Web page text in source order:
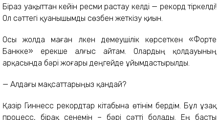
Біраз уақыттан кейін ресми растау келді — рекорд тіркелді!
Ол сәттегі қуанышымды сөзбен жеткізу қиын.
Осы жолда маған үлкен демеушілік көрсеткен «Форте
Банкке» ерекше алғыс айтам. Олардың қолдауының
арқасында бәрі жоғары деңгейде ұйымдастырылды.
— Алдағы мақсаттарыңыз қандай?
Қазір Гиннесс рекордтар кітабына өтінім бердім. Бұл ұзақ
процесс, бірақ сенемін – бәрі сәтті болады. Ең басты